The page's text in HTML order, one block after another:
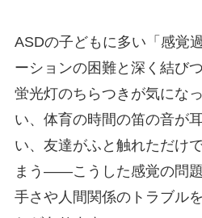
ASDの子どもに多い「感覚
ーションの困難と深く結び
蛍光灯のちらつきが気にな
い、体育の時間の笛の音が
い、友達がふと触れただけ
まう——こうした感覚の問
手さや人間関係のトラブル